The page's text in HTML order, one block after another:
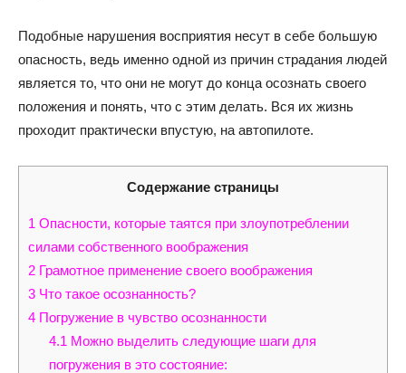
Подобные нарушения восприятия несут в себе большую
опасность, ведь именно одной из причин страдания людей
является то, что они не могут до конца осознать своего
положения и понять, что с этим делать. Вся их жизнь
проходит практически впустую, на автопилоте.
Содержание страницы
1 Опасности, которые таятся при злоупотреблении
силами собственного воображения
2 Грамотное применение своего воображения
3 Что такое осознанность?
4 Погружение в чувство осознанности
4.1 Можно выделить следующие шаги для
погружения в это состояние: